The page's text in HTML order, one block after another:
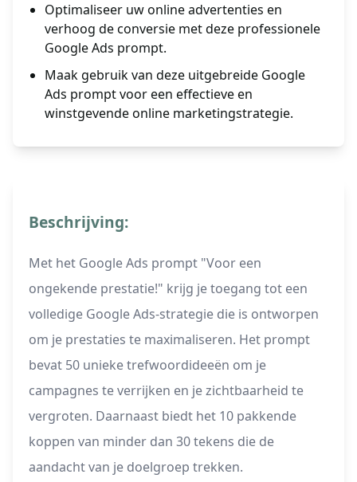
Optimaliseer uw online advertenties en
verhoog de conversie met deze professionele
Google Ads prompt.
Maak gebruik van deze uitgebreide Google
Ads prompt voor een effectieve en
winstgevende online marketingstrategie.
Beschrijving:
Met het Google Ads prompt "Voor een
ongekende prestatie!" krijg je toegang tot een
volledige Google Ads-strategie die is ontworpen
om je prestaties te maximaliseren. Het prompt
bevat 50 unieke trefwoordideeën om je
campagnes te verrijken en je zichtbaarheid te
vergroten. Daarnaast biedt het 10 pakkende
koppen van minder dan 30 tekens die de
aandacht van je doelgroep trekken.